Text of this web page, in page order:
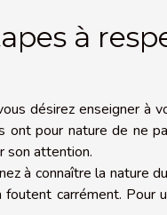
à
désirez enseigner à
ont pour nature de ne
son attention.
à connaître la nature
carrément. Pour